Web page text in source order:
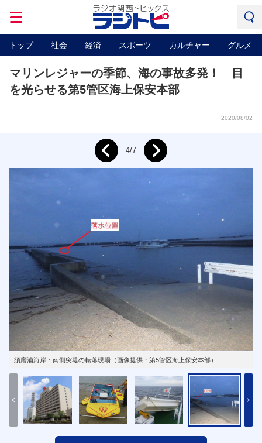
トップ 社会 経済 スポーツ カルチャー グルメ
マリンレジャーの季節、海の事故多発！ 目
を光らせる第5管区海上保安本部
2020/08/02
須磨浦海岸・南側突堤の転落現場（画像提供・第5管区海上保安本部）
Prev 4/7 Next